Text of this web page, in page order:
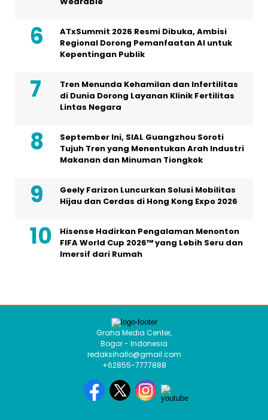
ATxSummit 2026 Resmi Dibuka, Ambisi
Regional Dorong Pemanfaatan AI untuk
Kepentingan Publik
Tren Menunda Kehamilan dan Infertilitas
di Dunia Dorong Layanan Klinik Fertilitas
Lintas Negara
September Ini, SIAL Guangzhou Soroti
Tujuh Tren yang Menentukan Arah Industri
Makanan dan Minuman Tiongkok
Geely Farizon Luncurkan Solusi Mobilitas
Hijau dan Cerdas di Hong Kong Expo 2026
Hisense Hadirkan Pengalaman Menonton
FIFA World Cup 2026™ yang Lebih Seru dan
Imersif dari Rumah
Graha Media Center,
Bogor - Indonesia
redaksihallo@gmail.com
+62855-7777888